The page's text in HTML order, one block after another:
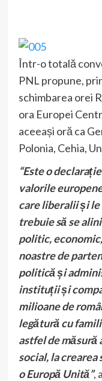
Într-o totală
PNL propune,
schimbarea orei
ora Europei
aceeași oră ca
Polonia, Cehia,
“Este o
valorile
care liberalii și le
trebuie să se
politic,
noastre de
politică și
instituții și
milioane de
legătură cu
astfel de măsură
social, la
o Europă Unită”,